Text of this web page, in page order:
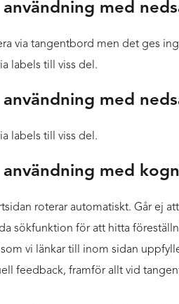
med
via tangentbord men det ges
labels till viss del.
med
labels till viss del.
med
roterar automatiskt. Går ej
sökfunktion för att hitta
vi länkar till inom sidan
feedback, framför allt vid